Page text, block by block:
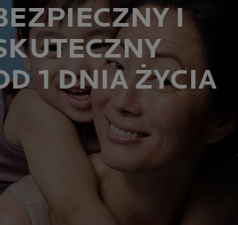
I
1 DNIA ŻYCIA